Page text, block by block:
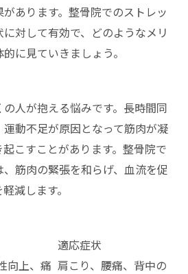
あります。整骨院でのストレッ
対して有効で、どのようなメリ
に見ていきましょう。
人が抱える悩みです。長時間同
動不足が原因となって筋肉が凝
こすことがあります。整骨院で
筋肉の緊張を和らげ、血流を促
減します。
適応症状
向上、痛 肩こり、腰痛、背中の